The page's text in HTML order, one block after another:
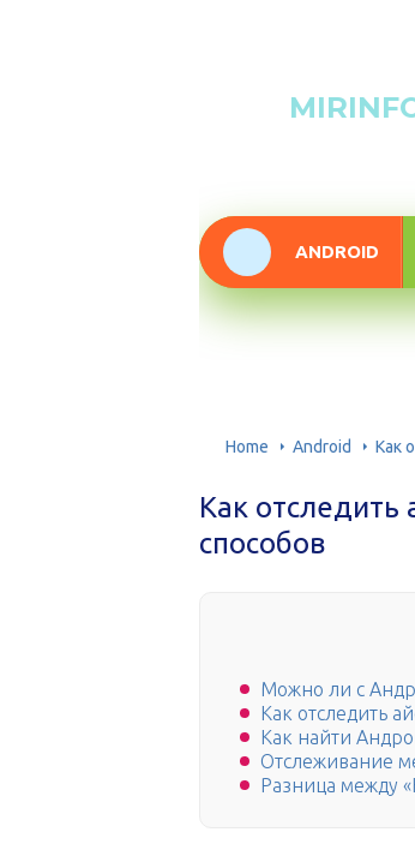
ANDROID
Home Android Как
Как
способов
Можно ли с
Как отследить
Как найти
Отслеживание
Разница между